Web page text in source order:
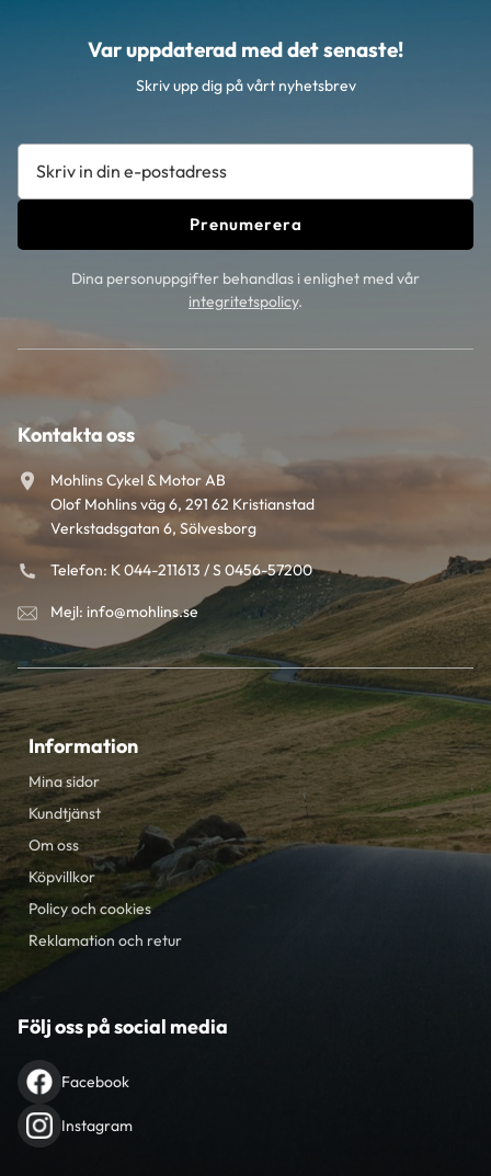
Var uppdaterad med det senaste!
Skriv upp dig på vårt nyhetsbrev
Prenumerera
Dina personuppgifter behandlas i enlighet med vår
integritetspolicy.
Kontakta oss
Mohlins Cykel & Motor AB
Olof Mohlins väg 6, 291 62 Kristianstad
Verkstadsgatan 6, Sölvesborg
Telefon: K 044-211613 / S 0456-57200
Mejl: info@mohlins.se
Information
Mina sidor
Kundtjänst
Om oss
Köpvillkor
Policy och cookies
Reklamation och retur
Följ oss på social media
Facebook
Instagram